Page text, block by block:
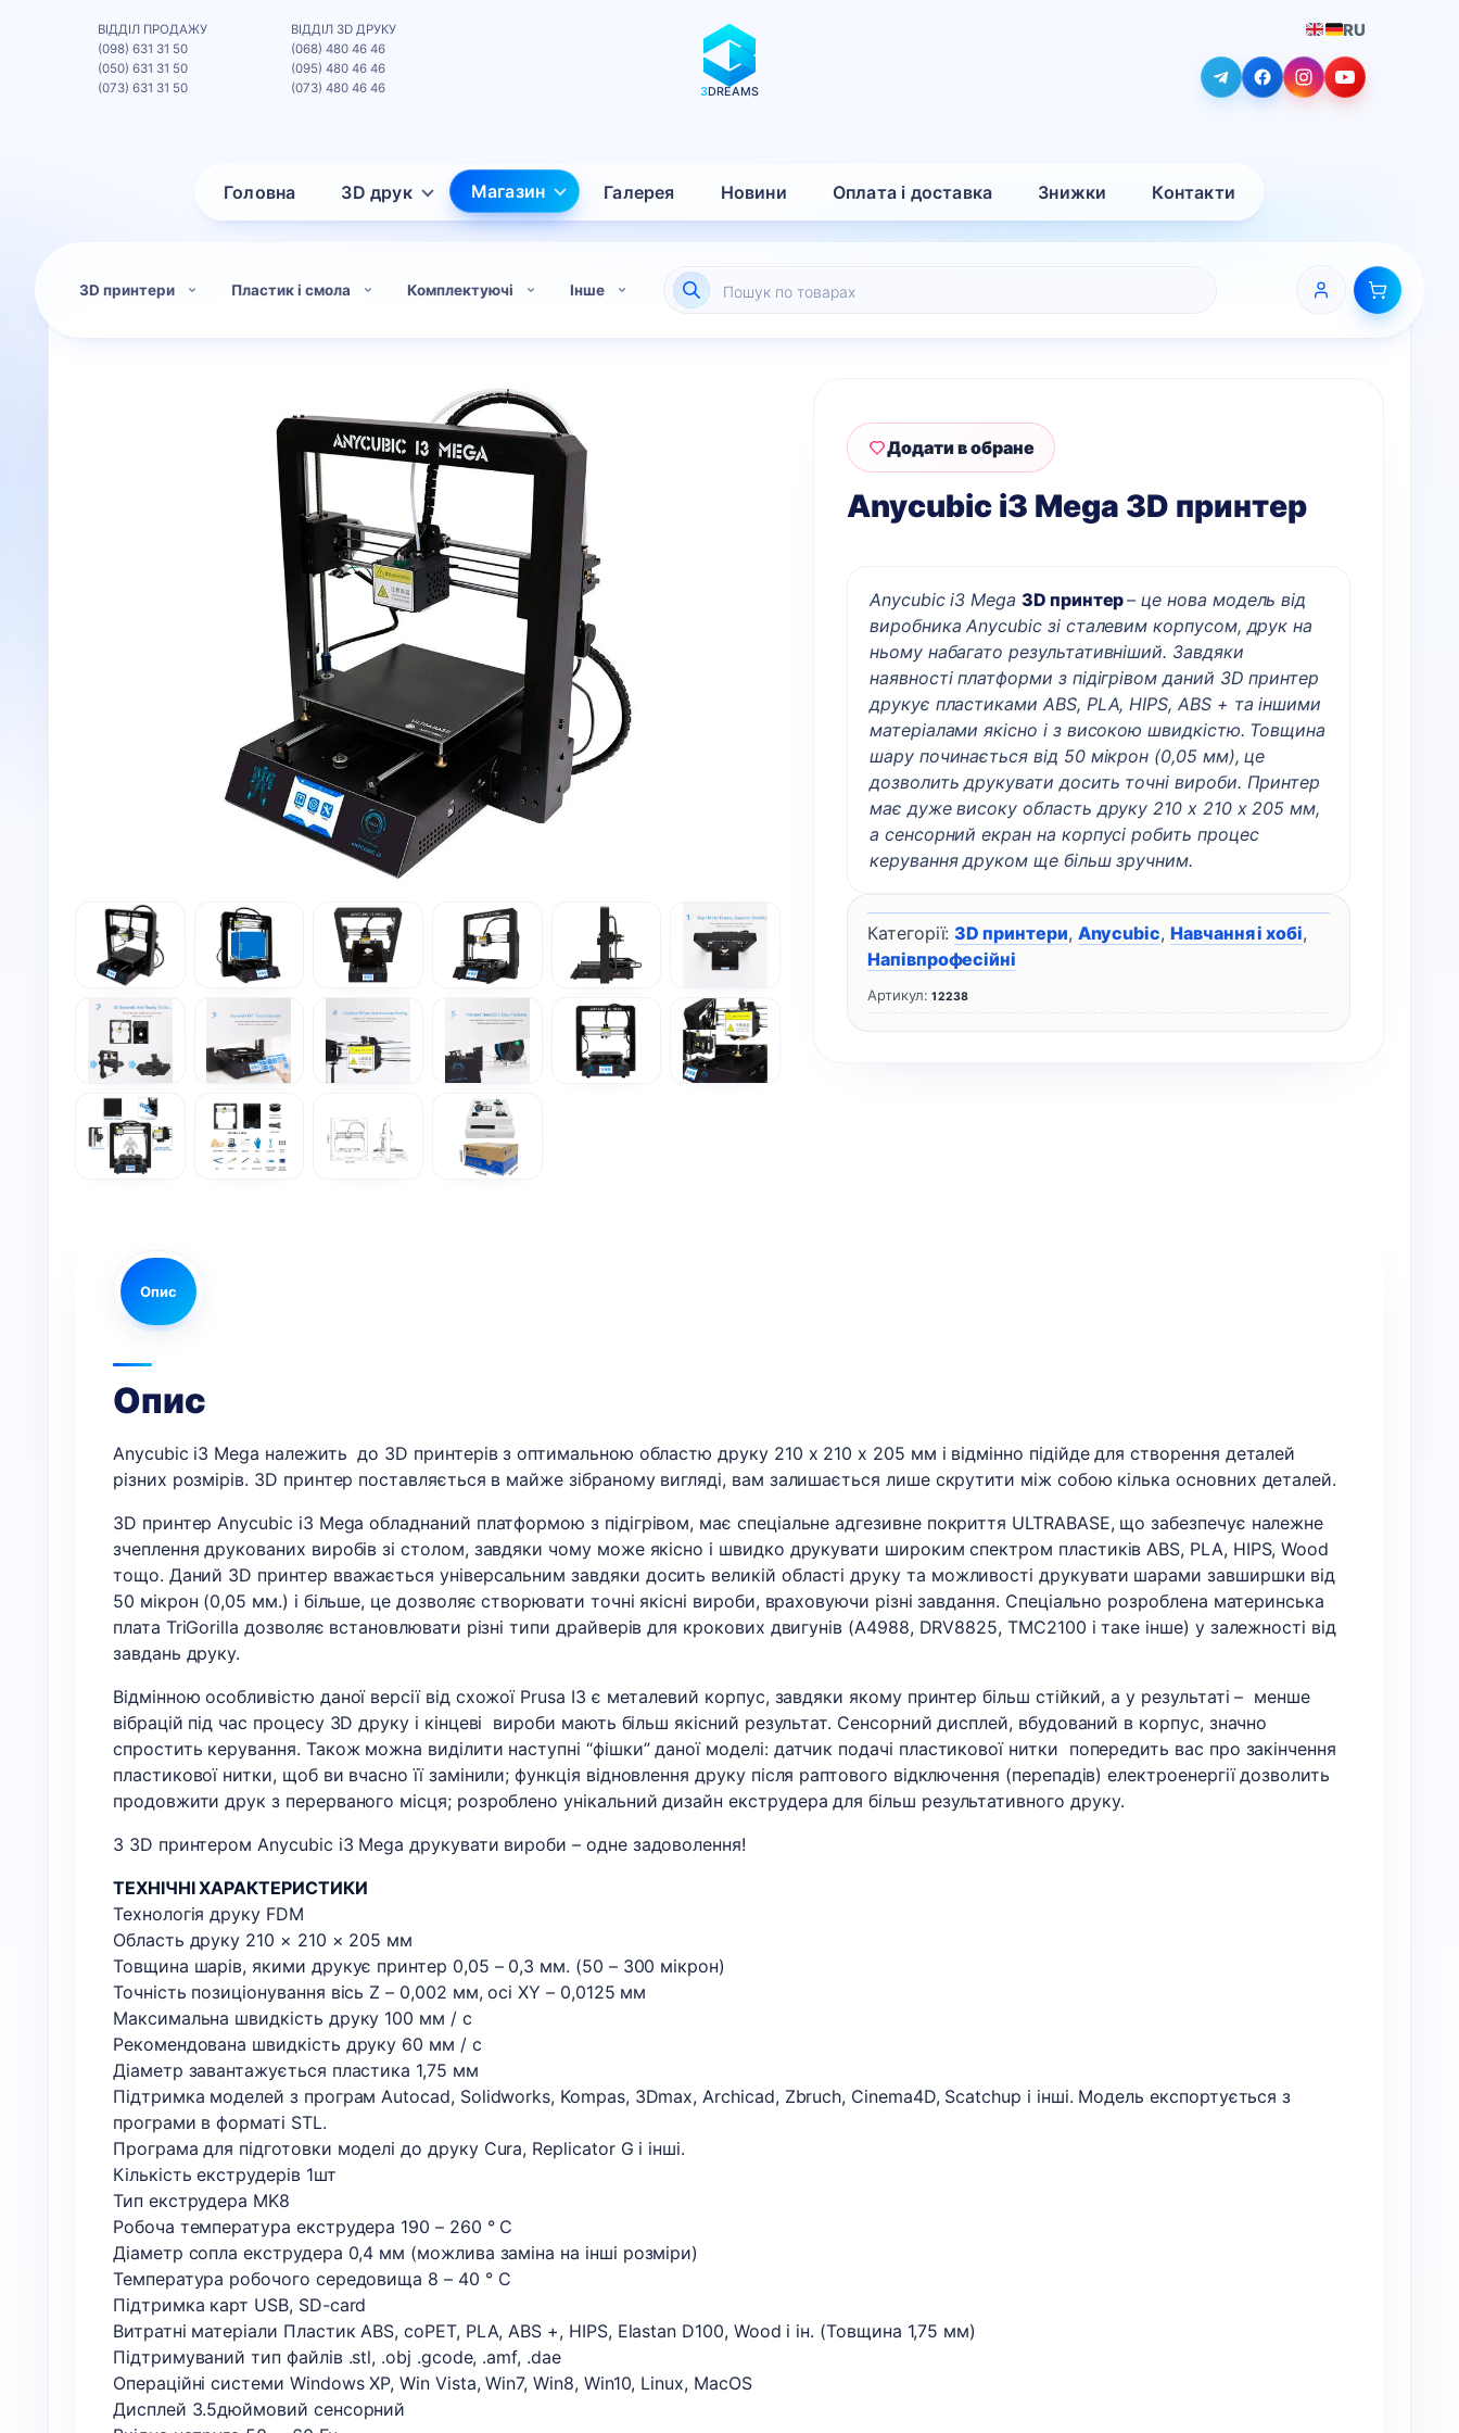
3DREAMS
Головна 3D друк Магазин Галерея Новини Оплата і доставка Знижки Контакти
ВІДДІЛ ПРОДАЖУ
(098) 631 31 50
(050) 631 31 50
(073) 631 31 50
ВІДДІЛ 3D ДРУКУ
(068) 480 46 46
(095) 480 46 46
(073) 480 46 46
RU
3D принтери Пластик і смола Комплектуючі Інше Пошук
Anycubic i3 Mega 3D принтер
Anycubic i3 Mega 3D принтер– це нова модель від
виробника Anycubic зі сталевим корпусом, друк на
ньому набагато результативніший. Завдяки
наявності платформи з підігрівом даний 3D принтер
друкує пластиками ABS, PLA, HIPS, ABS + та іншими
матеріалами якісно і з високою швидкістю. Товщина
шару починається від 50 мікрон (0,05 мм), це
дозволить друкувати досить точні вироби. Принтер
має дуже високу область друку 210 х 210 х 205 мм,
а сенсорний екран на корпусі робить процес
керування друком ще більш зручним.
Додати в обране
Артикул:12238
Категорії: 3D принтери, Anycubic, Навчання і хобі,
Напівпрофесійні
Опис
Опис
Anycubic i3 Mega належить до 3D принтерів з оптимальною областю друку 210 х 210 х 205 мм і відмінно підійде для створення деталей
різних розмірів. 3D принтер поставляється в майже зібраному вигляді, вам залишається лише скрутити між собою кілька основних деталей.
3D принтер Anycubic i3 Mega обладнаний платформою з підігрівом, має спеціальне адгезивне покриття ULTRABASE, що забезпечує належне
зчеплення друкованих виробів зі столом, завдяки чому може якісно і швидко друкувати широким спектром пластиків ABS, PLA, HIPS, Wood
тощо. Даний 3D принтер вважається універсальним завдяки досить великій області друку та можливості друкувати шарами завширшки від
50 мікрон (0,05 мм.) і більше, це дозволяє створювати точні якісні вироби, враховуючи різні завдання. Спеціально розроблена материнська
плата TriGorilla дозволяє встановлювати різні типи драйверів для крокових двигунів (А4988, DRV8825, TMC2100 і таке інше) у залежності від
завдань друку.
Відмінною особливістю даної версії від схожої Prusa I3 є металевий корпус, завдяки якому принтер більш стійкий, а у результаті – менше
вібрацій під час процесу 3D друку і кінцеві вироби мають більш якісний результат. Сенсорний дисплей, вбудований в корпус, значно
спростить керування. Також можна виділити наступні “фішки” даної моделі: датчик подачі пластикової нитки попередить вас про закінчення
пластикової нитки, щоб ви вчасно її замінили; функція відновлення друку після раптового відключення (перепадів) електроенергії дозволить
продовжити друк з перерваного місця; розроблено унікальний дизайн екструдера для більш результативного друку.
З 3D принтером Anycubic i3 Mega друкувати вироби – одне задоволення!
ТЕХНІЧНІ ХАРАКТЕРИСТИКИ
Технологія друку FDM
Область друку 210 × 210 × 205 мм
Товщина шарів, якими друкує принтер 0,05 – 0,3 мм. (50 – 300 мікрон)
Точність позиціонування вісь Z – 0,002 мм, осі XY – 0,0125 мм
Максимальна швидкість друку 100 мм / с
Рекомендована швидкість друку 60 мм / с
Діаметр завантажується пластика 1,75 мм
Підтримка моделей з програм Autocad, Solidworks, Kompas, 3Dmax, Archicad, Zbruch, Cinema4D, Scatchup і інші. Модель експортується з
програми в форматі STL.
Програма для підготовки моделі до друку Cura, Replicator G і інші.
Кількість екструдерів 1шт
Тип екструдера MK8
Робоча температура екструдера 190 – 260 ° С
Діаметр сопла екструдера 0,4 мм (можлива заміна на інші розміри)
Температура робочого середовища 8 – 40 ° С
Підтримка карт USB, SD-card
Витратні матеріали Пластик ABS, coPET, PLA, ABS +, HIPS, Elastan D100, Wood і ін. (Товщина 1,75 мм)
Підтримуваний тип файлів .stl, .obj .gcode, .amf, .dae
Операційні системи Windows XP, Win Vista, Win7, Win8, Win10, Linux, MacOS
Дисплей 3.5дюймовий сенсорний